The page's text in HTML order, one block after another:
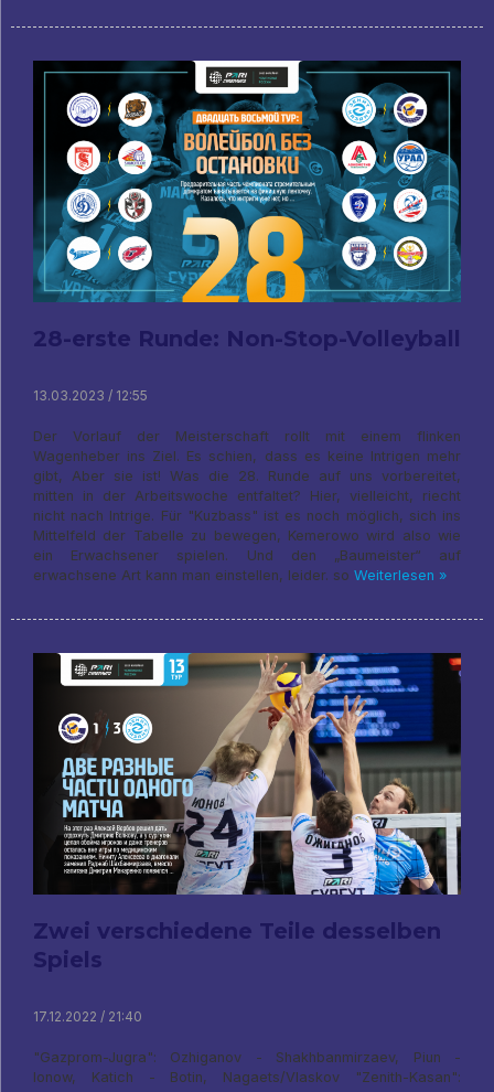
28-erste Runde: Non-Stop-Volleyball
13.03.2023 / 12:55
Der Vorlauf der Meisterschaft rollt mit einem flinken
Wagenheber ins Ziel. Es schien, dass es keine Intrigen mehr
gibt, Aber sie ist! Was die 28. Runde auf uns vorbereitet,
mitten in der Arbeitswoche entfaltet? Hier, vielleicht, riecht
nicht nach Intrige. Für "Kuzbass" ist es noch möglich, sich ins
Mittelfeld der Tabelle zu bewegen, Kemerowo wird also wie
ein Erwachsener spielen. Und den „Baumeister“ auf
erwachsene Art kann man einstellen, leider. so Weiterlesen »
Zwei verschiedene Teile desselben
Spiels
17.12.2022 / 21:40
"Gazprom-Jugra": Ozhiganov - Shakhbanmirzaev, Piun -
Ionow, Katich - Botin, Nagaets/Vlaskov "Zenith-Kasan":